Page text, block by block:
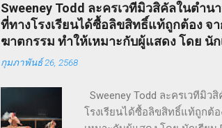
Sweeney Todd ละครเวทีมิวสิคัลในตำ
ที่ทางโรงเรียนได้ซื้อลิขสิทธิ์แท้ถูกต้อง จ
ฆาตกรรม ทำให้เหมาะกับผู้แสดง โดย นัก
กุมภาพันธ์ 26, 2568
Sweeney Todd ละครเวทีมิ
โรงเรียนได้ซื้อลิขสิทธิ์แท้ถูกต้อ